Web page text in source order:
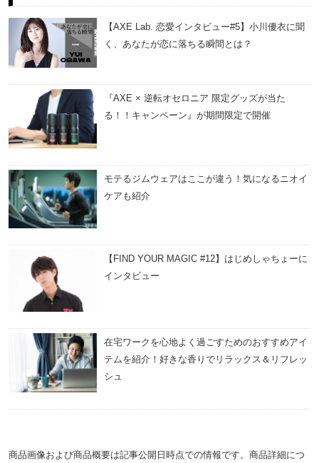
【AXE Lab. 恋愛インタビュー#5】小川優衣に聞
く、あなたが恋に落ちる瞬間とは？
『AXE × 逆転オセロニア 限定グッズが当た
る！！キャンペーン』が期間限定で開催
モテるジムウェアはここが違う！気になるニオイ
ケアも紹介
【FIND YOUR MAGIC #12】はじめしゃちょーに
インタビュー
在宅ワークを心地よく過ごすためのおすすめアイ
テムを紹介！好きな香りでリラックス＆リフレッ
シュ
商品画像および商品概要は記事公開日時点での情報です。商品詳細につ